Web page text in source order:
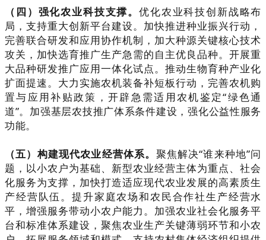
（四）强化农业科技支撑。优化农业科技创新战略布
局，支持重大创新平台建设。加快推进种业振兴行动，
完善联合研发和应用协作机制，加大种源关键核心技术
攻关，加快选育推广生产急需的自主优良品种。开展重
大品种研发推广应用一体化试点。推动生物育种产业化
扩面提速。大力实施农机装备补短板行动，完善农机购
置与应用补贴政策，开辟急需适用农机鉴定“绿色通
道”。加强基层农技推广体系条件建设，强化公益性服务
功能。
（五）构建现代农业经营体系。 聚焦解决“谁来种地”问
题，以小农户为基础、新型农业经营主体为重点、社会
化服务为支撑，加快打造适应现代农业发展的高素质生
产经营队伍。提升家庭农场和农民合作社生产经营水
平，增强服务带动小农户能力。加强农业社会化服务平
台和标准体系建设，聚焦农业生产关键薄弱环节和小农